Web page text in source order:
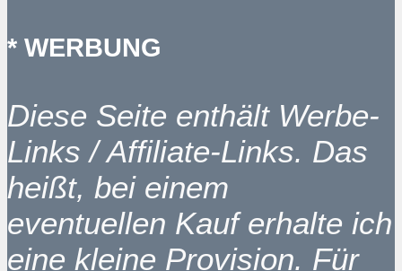
* WERBUNG
Diese Seite enthält Werbe-
Links / Affiliate-Links. Das
heißt, bei einem
eventuellen Kauf erhalte ich
eine kleine Provision. Für